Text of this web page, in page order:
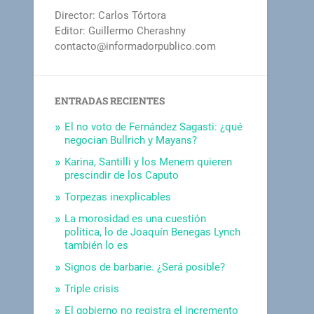
Director: Carlos Tórtora
Editor: Guillermo Cherashny
contacto@informadorpublico.com
ENTRADAS RECIENTES
El no voto de Fernández Sagasti: ¿qué
negocian Bullrich y Mayans?
Karina, Santilli y los Menem quieren
prescindir de los Caputo
Torpezas inexplicables
La morosidad es una cuestión
política, lo de Joaquín Benegas Lynch
también lo es
Signos de barbarie. ¿Será posible?
Triple crisis
El gobierno no registra el incremento